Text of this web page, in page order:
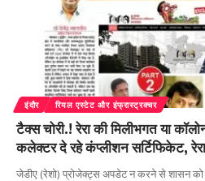
इंदौर रियल एस्टेट और इंफ्रास्ट्रक्चर
टैक्स चोरी.! रेरा की मिलीभगत या
कलेक्टर दे रहे कंप्लीशन सर्टिफिकेट,
जेडीए (रेशो) प्रोजेक्ट्स अपडेट न करने से शासन को